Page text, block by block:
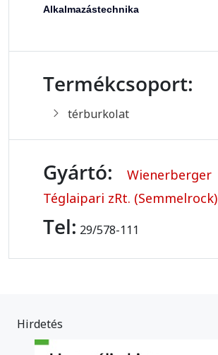
Alkalmazástechnika
Termékcsoport:
térburkolat
Gyártó:
Wienerberger
Téglaipari zRt. (Semmelrock)
Tel: 29/578-111
Hirdetés